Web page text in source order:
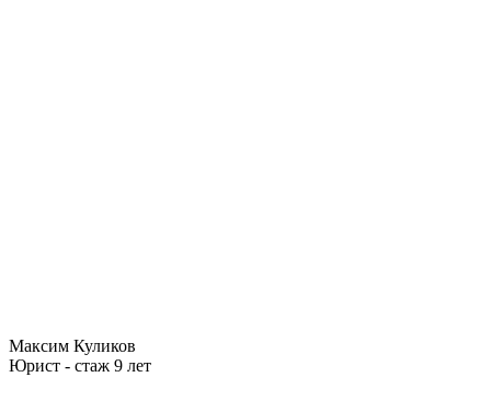
Максим Куликов
Юрист - стаж 9 лет